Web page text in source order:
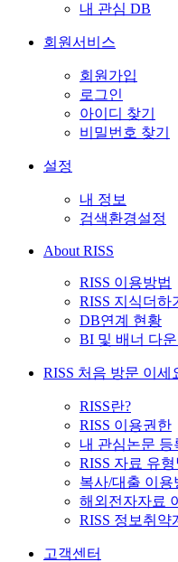
내 관심 DB
회원서비스
회원가입
로그인
아이디 찾기
비밀번호 찾기
설정
내 정보
검색환경설정
About RISS
RISS 이용방법
RISS 지식더하
DB연계 현황
BI 및 배너 다
RISS 처음 방문 이세
RISS란?
RISS 이용권한
내 관심논문 등
RISS 자료 유
복사/대출 이용
해외전자자료
RISS 정보취약
고객센터